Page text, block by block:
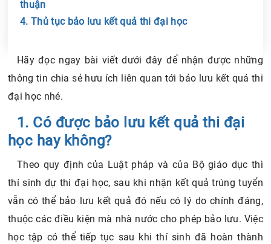
thuận
4. Thủ tục bảo lưu kết quả thi đại học
Chia sẻ tin với bạn bè
Hãy đọc ngay bài viết dưới đây để nhận được những
thông tin chia sẻ hưu ích liên quan tới bảo lưu kết quả thi
đại học nhé.
1. Có được bảo lưu kết quả thi đại
học hay không?
Theo quy định của Luật pháp và của Bộ giáo dục thì
thí sinh dự thi đại học, sau khi nhận kết quả trúng tuyển
vẫn có thể bảo lưu kết quả đó nếu có lý do chính đáng,
thuộc các điều kiện mà nhà nước cho phép bảo lưu. Việc
học tập có thể tiếp tục sau khi thí sinh đã hoàn thành